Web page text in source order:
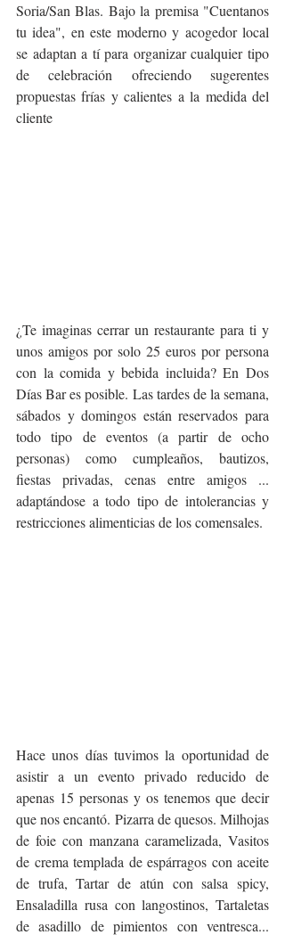
Soria/San Blas. Bajo la premisa "Cuentanos
tu idea", en este moderno y acogedor local
se adaptan a tí para organizar cualquier tipo
de celebración ofreciendo sugerentes
propuestas frías y calientes a la medida del
cliente
¿Te imaginas cerrar un restaurante para ti y
unos amigos por solo 25 euros por persona
con la comida y bebida incluida? En Dos
Días Bar es posible. Las tardes de la semana,
sábados y domingos están reservados para
todo tipo de eventos (a partir de ocho
personas) como cumpleaños, bautizos,
fiestas privadas, cenas entre amigos ...
adaptándose a todo tipo de intolerancias y
restricciones alimenticias de los comensales.
Hace unos días tuvimos la oportunidad de
asistir a un evento privado reducido de
apenas 15 personas y os tenemos que decir
que nos encantó. Pizarra de quesos. Milhojas
de foie con manzana caramelizada, Vasitos
de crema templada de espárragos con aceite
de trufa, Tartar de atún con salsa spicy,
Ensaladilla rusa con langostinos, Tartaletas
de asadillo de pimientos con ventresca...